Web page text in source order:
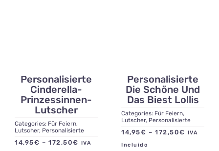
Personalisierte
Cinderella-
Prinzessinnen-
Lutscher
Categories: Für Feiern,
Lutscher, Personalisierte
14,95€ –172,50€ Preisspanne:
IVA
Personalisierte
Die Schöne Und
Das Biest Lollis
Categories: Für Feiern,
Lutscher, Personalisierte
14,95€ –172,50€ IVA
Incluido